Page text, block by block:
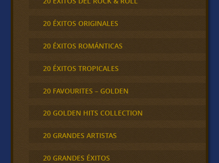
20 ÉXITOS ORIGINALES
20 ÉXITOS ROMÁNTICAS
20 ÉXITOS TROPICALES
20 FAVOURITES – GOLDEN
20 GOLDEN HITS COLLECTION
20 GRANDES ARTISTAS
20 GRANDES ÉXITOS